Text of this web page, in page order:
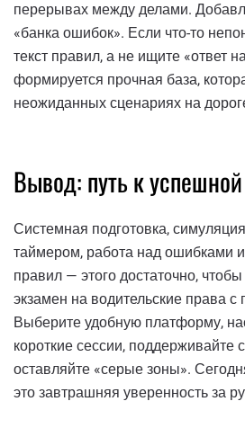
перерывах между делами.
«банка ошибок». Если что-то
текст правил, а не ищите «ответ
формируется прочная база,
неожиданных сценариях на
Вывод: путь к
Системная подготовка,
таймером, работа над ошибками
правил — этого достаточно,
экзамен на водительские права с
Выберите удобную платформу,
короткие сессии, поддерживайте
оставляйте «серые зоны».
это завтрашняя уверенность за